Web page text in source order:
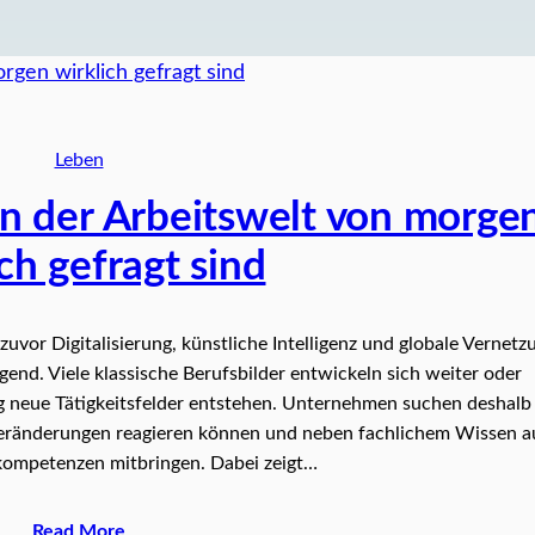
Leben
der Arbeitswelt von
gefragt sind
Digitalisierung, künstliche Intelligenz und globale
Viele klassische Berufsbilder entwickeln sich weiter oder
Tätigkeitsfelder entstehen. Unternehmen suchen deshalb
reagieren können und neben fachlichem Wissen
mitbringen. Dabei zeigt…